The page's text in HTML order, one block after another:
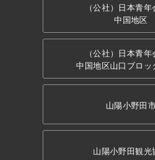
（公社）日本青
中国地区
（公社）日本青
中国地区山口ブロッ
山陽小野田
山陽小野田観光